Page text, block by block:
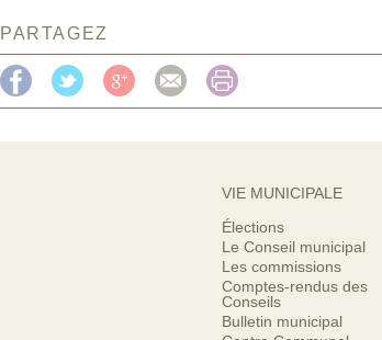
PARTAGEZ
VIE MUNICIPALE
Élections
Le Conseil municipal
Les commissions
Comptes-rendus des
Conseils
Bulletin municipal